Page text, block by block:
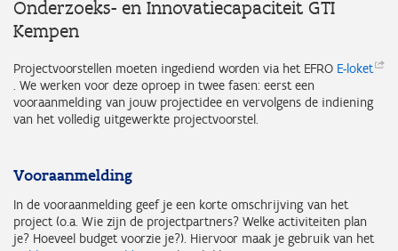
Onderzoeks- en Innovatiecapaciteit GTI
Kempen
Projectvoorstellen moeten ingediend worden via het EFRO E-loket
. We werken voor deze oproep in twee fasen: eerst een
vooraanmelding van jouw projectidee en vervolgens de indiening
van het volledig uitgewerkte projectvoorstel.
Vooraanmelding
In de vooraanmelding geef je een korte omschrijving van het
project (o.a. Wie zijn de projectpartners? Welke activiteiten plan
je? Hoeveel budget voorzie je?). Hiervoor maak je gebruik van het